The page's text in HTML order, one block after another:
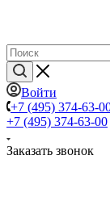
Войти
+7 (495) 374-63-
+7 (495) 374-63-00
Заказать звонок